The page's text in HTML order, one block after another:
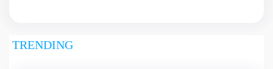
TRENDING